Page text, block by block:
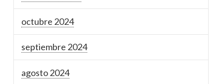
octubre 2024
septiembre 2024
agosto 2024